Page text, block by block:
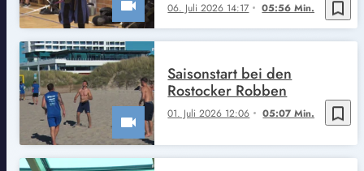
bookmark_border
06. Juli 2026 14:17 05:56 Min.
bookmark_border
01. Juli 2026 12:06 05:07 Min.
Saisonstart bei den
Rostocker Robben